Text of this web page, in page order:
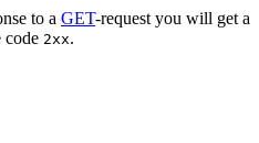
to a GET-request you will get a
code 2xx.